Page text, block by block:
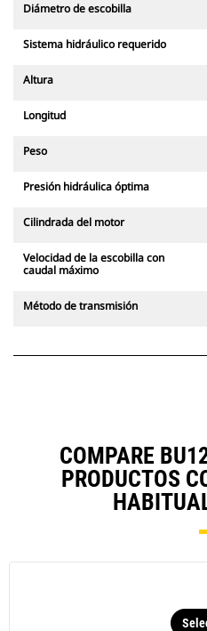
Diámetro de escobilla
Sistema hidráulico requerido
Altura
Longitud
Peso
Presión hidráulica óptima
Cilindrada del motor
Velocidad de la escobilla con
caudal máximo
Método de transmisión
COMPARE
PRODUCTOS